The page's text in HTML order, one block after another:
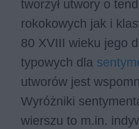
tworzył utwory o
rokokowych jak i
80 XVIII wieku jego
typowych dla
utworów jest
Wyróżniki
wierszu to m.in.